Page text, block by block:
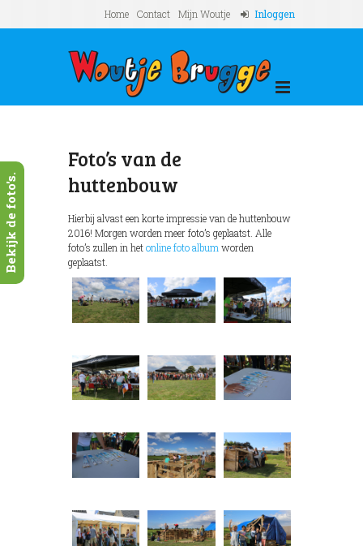
Home Contact Mijn Woutje Inloggen
Foto’s van de
huttenbouw
Hierbij alvast een korte impressie van de huttenbouw
2016! Morgen worden meer foto’s geplaatst. Alle
foto’s zullen in hetonline foto album worden
geplaatst.
Bekijk de foto's.